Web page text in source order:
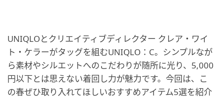
UNIQLOとクリエイティブディレクター クレア・ワイ
ト・ケラーがタッグを組むUNIQLO：C。シンプルなが
ら素材やシルエットへのこだわりが随所に光り、5,000
円以下とは思えない着回し力が魅力です。今回は、こ
の春ぜひ取り入れてほしいおすすめアイテム5選を紹介